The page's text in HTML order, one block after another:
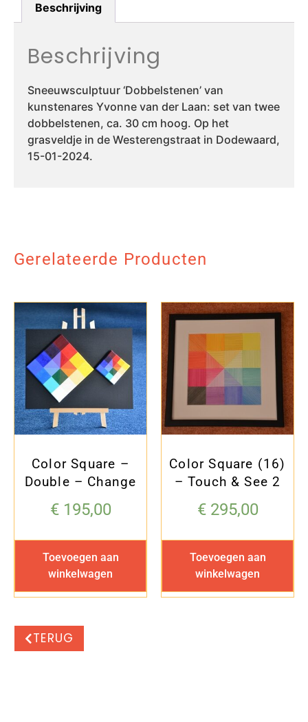
Beschrijving
Beschrijving
Sneeuwsculptuur ‘Dobbelstenen’ van
kunstenares Yvonne van der Laan: set van twee
dobbelstenen, ca. 30 cm hoog. Op het
grasveldje in de Westerengstraat in Dodewaard,
15-01-2024.
Gerelateerde Producten
Color Square –
Double – Change
€195,00
Toevoegen aan
winkelwagen
Color Square (16)
– Touch & See 2
€295,00
Toevoegen aan
winkelwagen
TERUG